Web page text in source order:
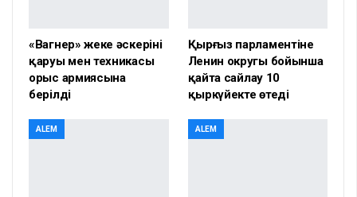
«Вагнер» жеке әскерінің
қаруы мен техникасы
орыс армиясына
берілді
Қырғыз парламентіне
Ленин округы бойынша
қайта сайлау 10
қыркүйекте өтеді
ALEM ALEM